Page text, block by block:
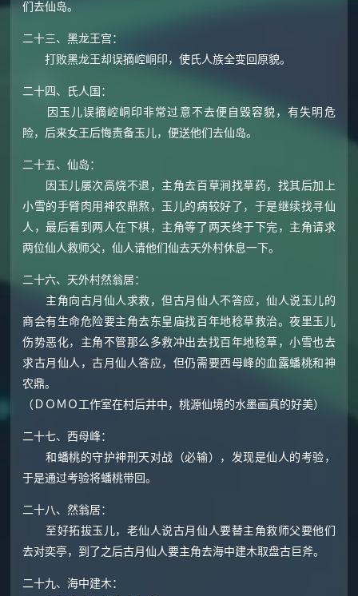
们去仙岛。
二十三、黑龙王宫：
打败黑龙王却误摘崆峒印，使氏人族全变回原貌。
二十四、氏人国：
因玉儿误摘崆峒印非常过意不去便自毁容貌，有失明危
险，后来女王后悔责备玉儿，便送他们去仙岛。
二十五、仙岛：
因玉儿屡次高烧不退，主角去百草涧找草药，找其后加上
小雪的手臂肉用神农鼎熬，玉儿的病较好了，于是继续找寻仙
人，最后看到两人在下棋，主角等了两天终于下完，主角请求
两位仙人救师父，仙人请他们仙去天外村休息一下。
二十六、天外村然翁居：
主角向古月仙人求救，但古月仙人不答应，仙人说玉儿的
商会有生命危险要主角去东皇庙找百年地稔草救治。夜里玉儿
伤势恶化，主角不管那么多救冲出去找百年地稔草，小雪也去
求古月仙人，古月仙人答应，但仍需要西母峰的血露蟠桃和神
农鼎。
（ＤＯＭＯ工作室在村后井中，桃源仙境的水墨画真的好美）
二十七、西母峰：
和蟠桃的守护神刑天对战（必输），发现是仙人的考验，
于是通过考验将蟠桃带回。
二十八、然翁居：
至好拓拔玉儿，老仙人说古月仙人要替主角救师父要他们
去对奕亭，到了之后古月仙人要主角去海中建木取盘古巨斧。
二十九、海中建木：